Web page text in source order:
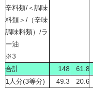
辛料類/＜調味
料類＞/（辛味
調味料類）/ラ
ー油
※3
合計 148 61.8
1人分(3等分)
49.3 20.6